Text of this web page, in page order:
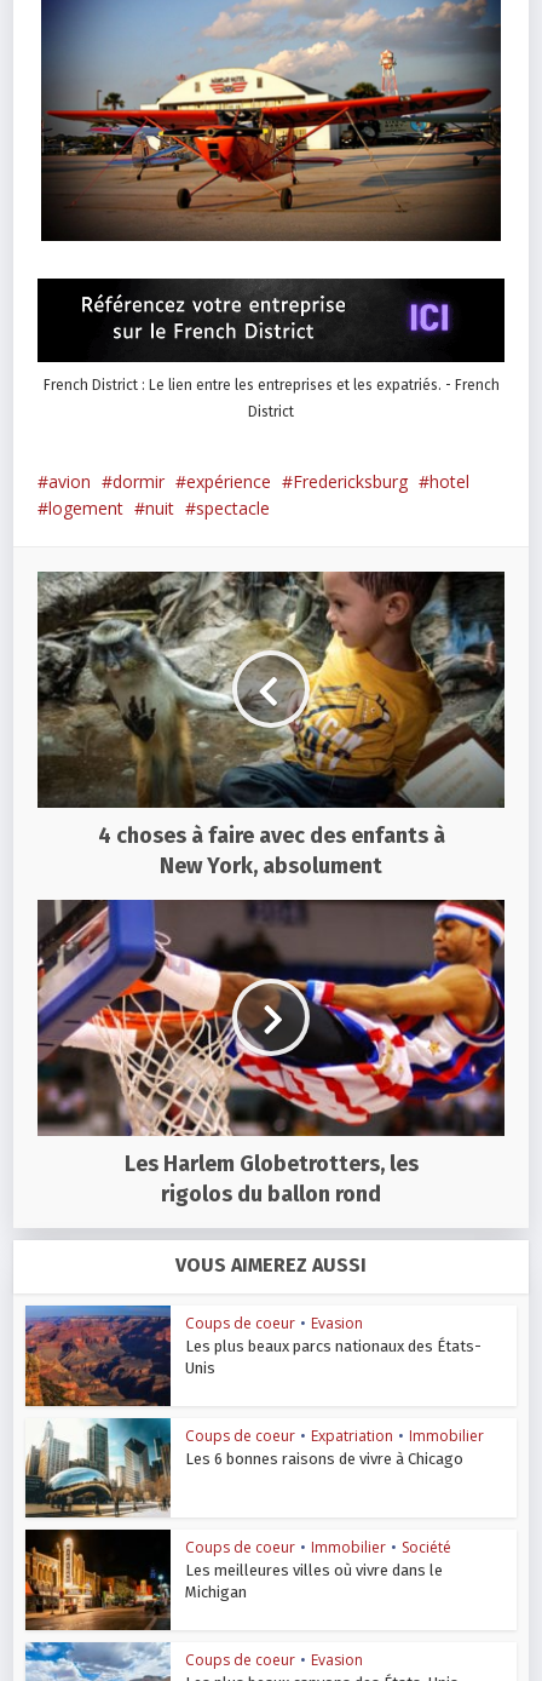
French District : Le lien entre les entreprises et les expatriés. - French
District
avion dormir expérience Fredericksburg
hotel
logement
nuit spectacle
4 choses à faire avec des enfants à
New York, absolument
Les Harlem Globetrotters, les
rigolos du ballon rond
VOUS AIMEREZ AUSSI
Coups de coeur • Evasion
Les plus beaux parcs nationaux des États-
Unis
Coups de coeur • Expatriation • Immobilier
Les 6 bonnes raisons de vivre à Chicago
Coups de coeur • Immobilier • Société
Les meilleures villes où vivre dans le
Michigan
Coups de coeur • Evasion